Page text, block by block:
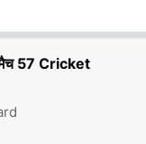
मैच 57 Cricket